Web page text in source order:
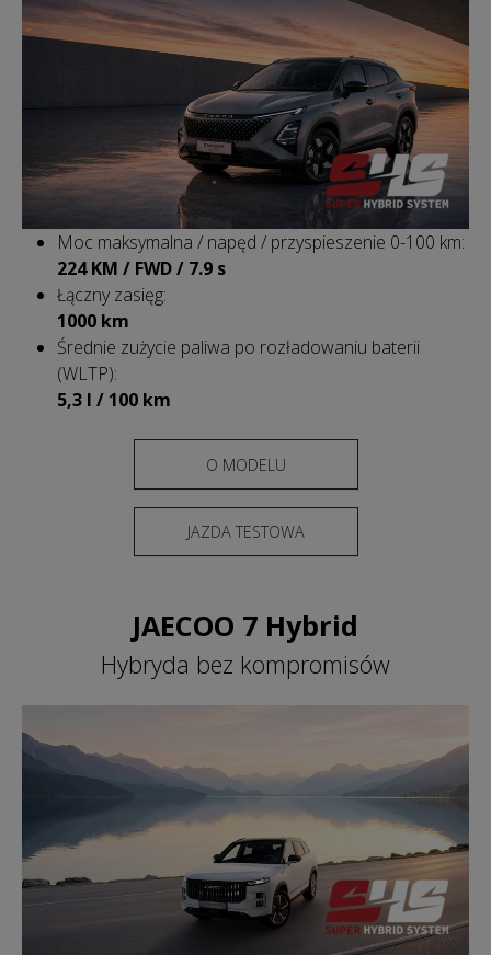
Moc maksymalna / napęd / przyspieszenie 0-100 km:
224 KM / FWD / 7.9 s
Łączny zasięg:
1000 km
Średnie zużycie paliwa po rozładowaniu baterii
(WLTP):
5,3 l / 100 km
O MODELU
JAZDA TESTOWA
JAECOO 7 Hybrid
Hybryda bez kompromisów